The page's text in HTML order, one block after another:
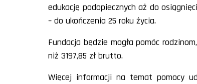
edukację podopiecznych aż do
– do ukończenia 25 roku życia.
Fundacja będzie mogła pomóc
niż 3197,85 zł brutto.
Więcej informacji na temat pomocy